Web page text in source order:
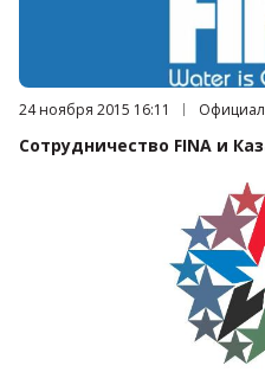
Дата публикации:
24 ноября 2015 16:11
Сотрудничество FINA и